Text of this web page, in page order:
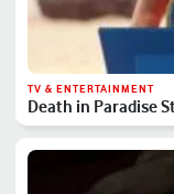
TV & ENTERTAINMENT
Death in Paradise